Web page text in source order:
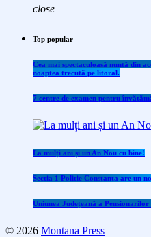
close
Top popular
Cea mai spectaculoasă nuntă din
noaptea trecută pe litoral.
7 centre de examen pentru
La mulți ani și un An Nou cu bine!
Sectia 1 Politie Constanta are un
Uniunea Județeană a
© 2026 Montana Press